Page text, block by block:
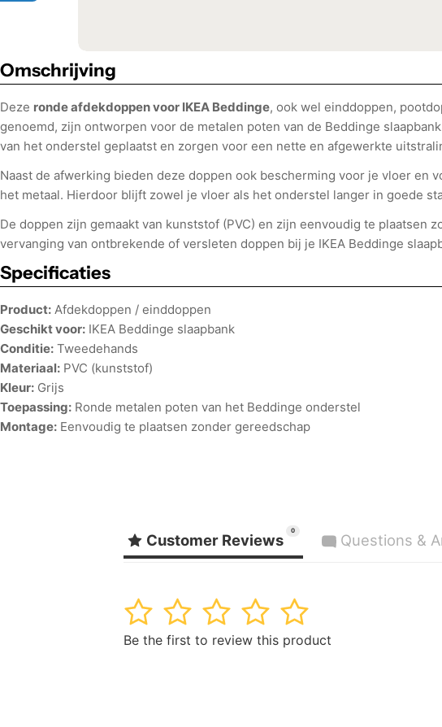
Omschrijving
Deze ronde afdekdoppen voor IKEA Beddinge, ook wel einddoppen,
genoemd, zijn ontworpen voor de metalen poten van de Beddinge
van het onderstel geplaatst en zorgen voor een nette en afgewerkte
Naast de afwerking bieden deze doppen ook bescherming voor je vloer en
het metaal. Hierdoor blijft zowel je vloer als het onderstel langer in goede
De doppen zijn gemaakt van kunststof (PVC) en zijn eenvoudig te plaatsen
vervanging van ontbrekende of versleten doppen bij je IKEA Beddinge
Specificaties
Product: Afdekdoppen / einddoppen
Geschikt voor: IKEA Beddinge slaapbank
Conditie: Tweedehands
Materiaal: PVC (kunststof)
Kleur: Grijs
Toepassing: Ronde metalen poten van het Beddinge onderstel
Montage: Eenvoudig te plaatsen zonder gereedschap
Customer Reviews
0
Questions &
5
4
3
2
1
Be the first to review this product